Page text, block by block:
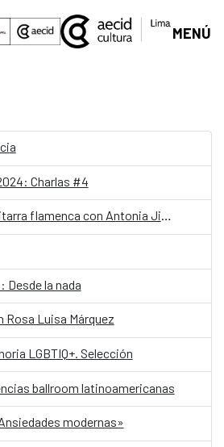
MENÚ
Charlas #4
Viaje interior a la guitarra flamenca con Antonia Jiménez
Desde la nada
Rosa Luisa Márquez
LGBTIQ+. Selección
ballroom latinoamericanas
modernas»